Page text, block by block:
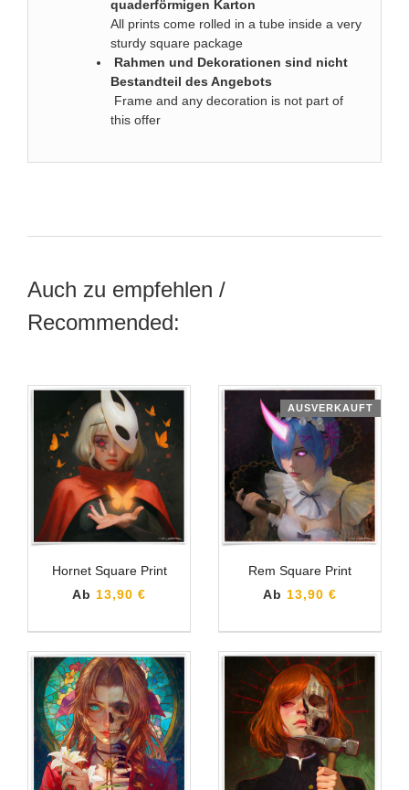
quaderförmigen Karton
All prints come rolled in a tube inside a very
sturdy square package
Rahmen und Dekorationen sind nicht
Bestandteil des Angebots
Frame and any decoration is not part of
this offer
Auch zu empfehlen /
Recommended:
Hornet Square Print
Ab 13,90 €
AUSVERKAUFT
Rem Square Print
Ab 13,90 €